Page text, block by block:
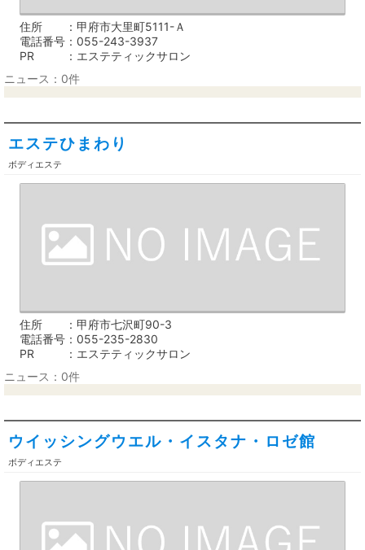
住所
甲府市大里町5111-Ａ
電話番号
055-243-3937
PR
エステティックサロン
ニュース：0件
エステひまわり
ボディエステ
住所
甲府市七沢町90-3
電話番号
055-235-2830
PR
エステティックサロン
ニュース：0件
ウイッシングウエル・イスタナ・ロゼ館
ボディエステ